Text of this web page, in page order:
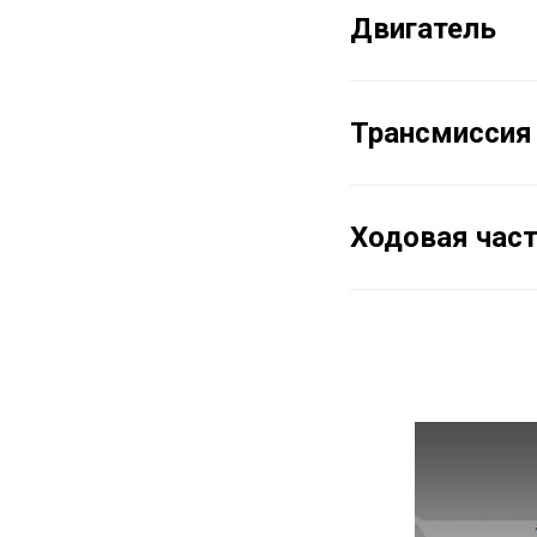
Двигатель
Трансмиссия
Ходовая